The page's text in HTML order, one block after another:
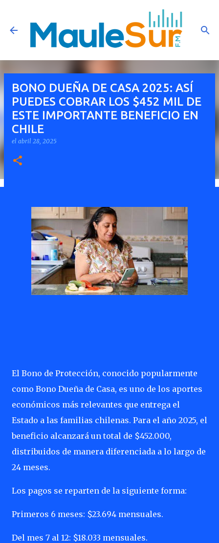
Ir al contenido principal
BONO DUEÑA DE CASA 2025: ASÍ
PUEDES COBRAR LOS $452 MIL DE
ESTE IMPORTANTE BENEFICIO EN
CHILE
el abril 28, 2025
El Bono de Protección, conocido popularmente
como Bono Dueña de Casa, es uno de los aportes
económicos más relevantes que entrega el
Estado a las familias chilenas. Para el año 2025, el
beneficio alcanzará un total de $452.000,
distribuidos de manera diferenciada a lo largo de
24 meses.
Los pagos se reparten de la siguiente forma:
Primeros 6 meses: $23.694 mensuales.
Del mes 7 al 12: $18.033 mensuales.